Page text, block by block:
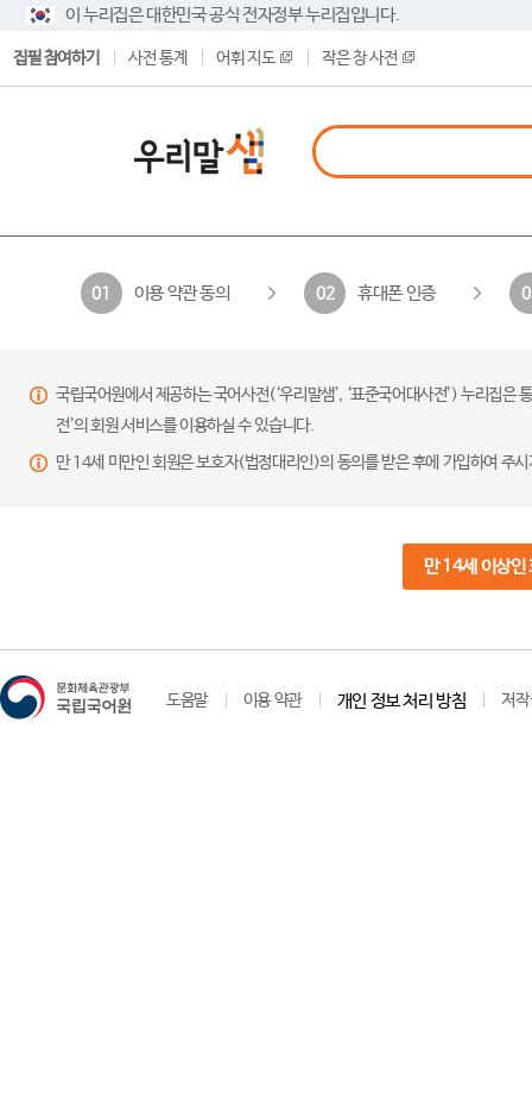
이 누리집은 대한민국 공식 전자정부 누리집입니다.
집필 참여하기 사전 통계 어휘 지도 작은 창 사전
01 이용 약관 동의 02 휴대폰 인증
국립국어원에서 제공하는 국어사전(‘우리말샘’, ‘표준국어대사전’) 누리집
전’의 회원 서비스를 이용하실 수 있습니다.
만 14세 미만인 회원은 보호자(법정대리인)의 동의를 받은 후에 가입하여 주
만 14세 이상인
도움말 이용 약관 개인 정보 처리 방침 저